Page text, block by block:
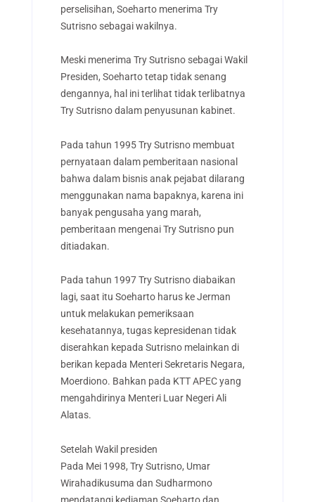
perselisihan, Soeharto menerima Try
Sutrisno sebagai wakilnya.
Meski menerima Try Sutrisno sebagai Wakil
Presiden, Soeharto tetap tidak senang
dengannya, hal ini terlihat tidak terlibatnya
Try Sutrisno dalam penyusunan kabinet.
Pada tahun 1995 Try Sutrisno membuat
pernyataan dalam pemberitaan nasional
bahwa dalam bisnis anak pejabat dilarang
menggunakan nama bapaknya, karena ini
banyak pengusaha yang marah,
pemberitaan mengenai Try Sutrisno pun
ditiadakan.
Pada tahun 1997 Try Sutrisno diabaikan
lagi, saat itu Soeharto harus ke Jerman
untuk melakukan pemeriksaan
kesehatannya, tugas kepresidenan tidak
diserahkan kepada Sutrisno melainkan di
berikan kepada Menteri Sekretaris Negara,
Moerdiono. Bahkan pada KTT APEC yang
mengahdirinya Menteri Luar Negeri Ali
Alatas.
Setelah Wakil presiden
Pada Mei 1998, Try Sutrisno, Umar
Wirahadikusuma dan Sudharmono